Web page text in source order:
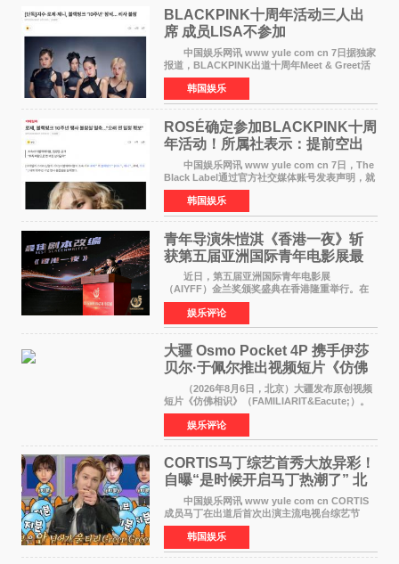
BLACKPINK十周年活动三人出
席 成员LISA不参加
中国娱乐网讯 www yule com cn 7日据独家
报道，BLACKPINK出道十周年Meet & Greet活
动将由智秀、ROS&Eacute;、JENNIE出席，
LISA将缺席。 此前BLACKPINK所属社YG并
未为组合出道十周年做
韩国娱乐
ROSÉ确定参加BLACKPINK十周
年活动！所属社表示：提前空出
了时间
中国娱乐网讯 www yule com cn 7日，The
Black Label通过官方社交媒体账号发表声明，就
近期网络上关于ROS&Eacute;个人行程及是否参
加BLACKPINK出道纪念活动的种种猜测作出正
式回应。 Th
韩国娱乐
青年导演朱愷淇《香港一夜》斩
获第五届亚洲国际青年电影展最
佳剧本改编奖
近日，第五届亚洲国际青年电影展
（AIYFF）金兰奖颁奖盛典在香港隆重举行。在
这场汇聚数百位海内外电影人、文化界人士及媒
体代表的亚洲青年影视盛会上，香港本土电影
《香港一夜》（Dawn in Ho
娱乐评论
大疆 Osmo Pocket 4P 携手伊莎
贝尔·于佩尔推出视频短片《仿佛
相识》
（2026年8月6日，北京）大疆发布原创视频
短片《仿佛相识》（FAMILIARIT&Eacute;）。
视频短片由戛纳国际电影节最佳女演员伊莎贝尔·
于佩尔（Isabelle Huppert）主演，全程使用大
疆首款双主摄口
娱乐评论
CORTIS马丁综艺首秀大放异彩！
自曝“是时候开启马丁热潮了” 北
美巡演火热进行中
中国娱乐网讯 www yule com cn CORTIS
成员马丁在出道后首次出演主流电视台综艺节
目，展现了多才多艺的魅力。 马丁出演了5日
播出的MBC《Radio Star》Fashion与Passion
之间，I&lsquo;m
韩国娱乐